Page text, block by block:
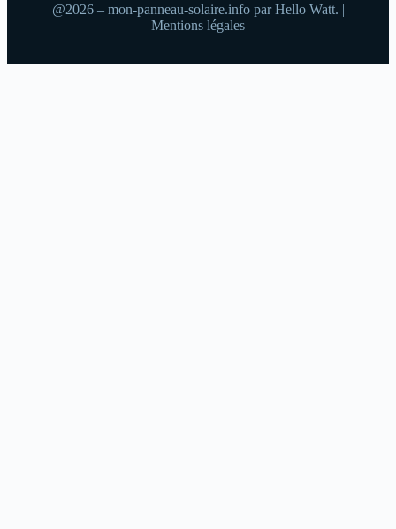
@2026 – mon-panneau-solaire.info par Hello Watt. |
Mentions légales